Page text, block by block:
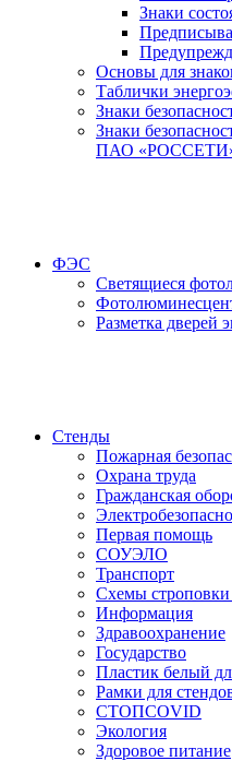
Знаки
Основы для
Таблички
Знаки
Знаки
ПАО «РОССЕТИ»
ФЭС
Светящиеся
Разметка дверей
Стенды
Пожарная
Охрана труда
Гражданская
Первая помощь
СОУЭЛО
Транспорт
Схемы строповки
Информация
Здравоохранение
Государство
Пластик белый
Рамки для
СТОПCOVID
Экология
Здоровое питание